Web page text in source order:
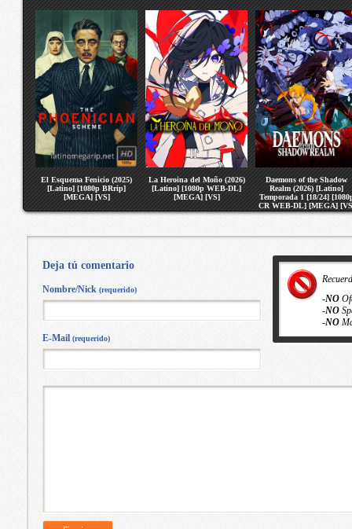
El Esquema Fenicio (2025)
[Latino] [1080p BRrip]
[MEGA] [VS]
La Heroina del Moño (2026)
[Latino] [1080p WEB-DL]
[MEGA] [VS]
Daemons of the Shadow
Realm (2026) [Latino]
Temporada 1 [18/24]
CR WEB-DL] [MEGA]
-NO
-NO
-NO
Deja tú comentario
Nombre/Nick (requerido)
E-Mail (requerido)